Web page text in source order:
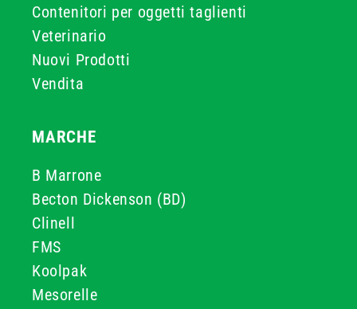
Contenitori per oggetti taglienti
Veterinario
Nuovi Prodotti
Vendita
MARCHE
B Marrone
Becton Dickenson (BD)
Clinell
FMS
Koolpak
Mesorelle